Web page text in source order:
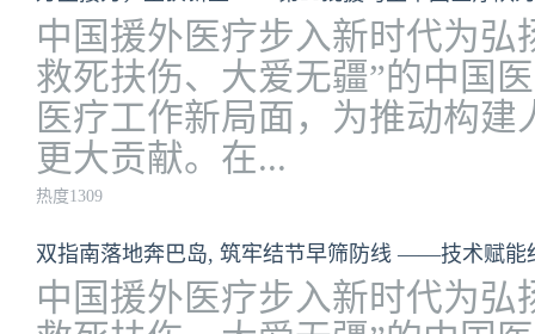
中国援外医疗步入新时代为弘
救死扶伤、大爱无疆”的中国
医疗工作新局面，为推动构
更大贡献。在...
热度1309
中国援外医疗步入新时代为弘